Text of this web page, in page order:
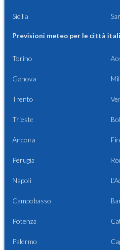
Sicilia
Previsioni meteo per le città
Torino
Genova
Trento
Trieste
Ancona
Perugia
Napoli
Campobasso
Potenza
Palermo